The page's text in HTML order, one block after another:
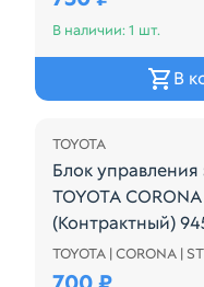
В наличии: 1 шт.
В
TOYOTA
Блок управления
TOYOTA CORONA
(Контрактный)
Блок управления
TOYOTA | CORONA |